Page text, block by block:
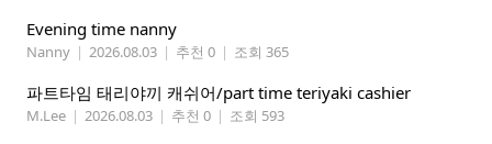
Evening time nanny
Nanny | 2026.08.03 | 추천 0 | 조회 365
파트타임 태리야끼 캐쉬어/part time teriyaki cashier
M.Lee | 2026.08.03 | 추천 0 | 조회 593